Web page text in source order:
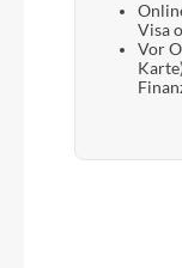
Visa
Vor